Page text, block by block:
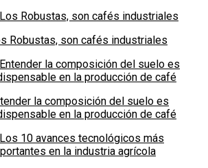
Robustas, son cafés industriales
la composición del suelo es
en la producción de café